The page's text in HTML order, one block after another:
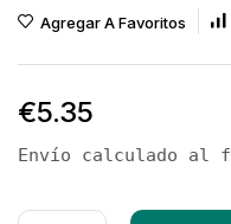
Agregar A Favoritos
€5.35
Envío calculado al